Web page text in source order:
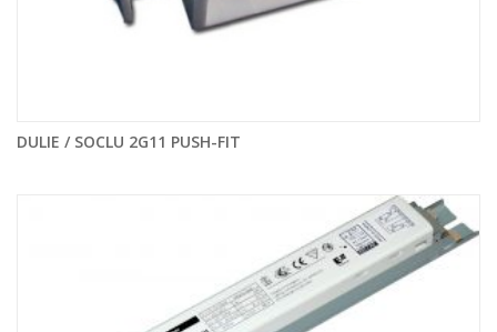
DULIE / SOCLU 2G11 PUSH-FIT